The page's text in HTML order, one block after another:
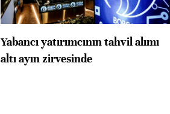
Yabancı yatırımcının tahvil alımı
altı ayın zirvesinde